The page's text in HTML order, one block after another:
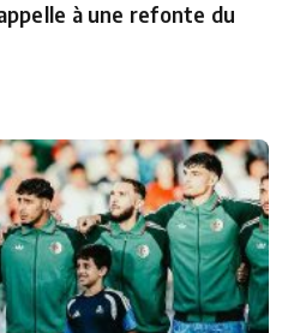
à une refonte du